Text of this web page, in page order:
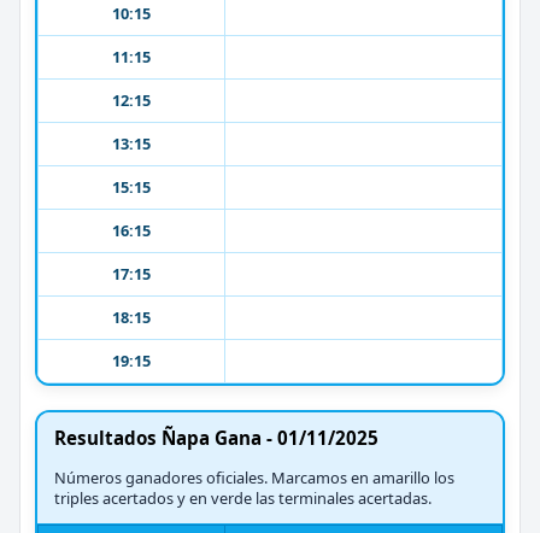
10:15
11:15
12:15
13:15
15:15
16:15
17:15
18:15
19:15
Resultados Ñapa Gana - 01/11/2025
Números ganadores oficiales. Marcamos en amarillo los
triples acertados y en verde las terminales acertadas.